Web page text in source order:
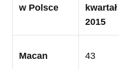
w Polsce
kwartał
2015
Macan 43